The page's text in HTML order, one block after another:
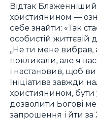
Відтак
християнином —
себе знайти: «Так
особистій життєвій
„Не ти мене вибрав,
покликали, але я
і настановив, щоб
Ініціатива завжди
християнином,
дозволити Богові
запрошення і йти за